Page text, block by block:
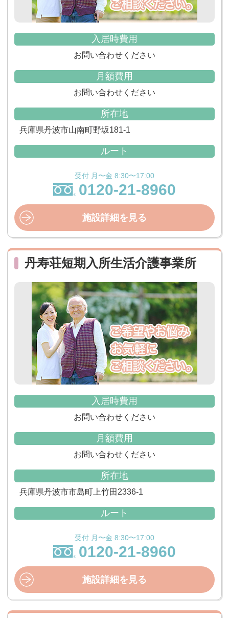
入居時費用
お問い合わせください
月額費用
お問い合わせください
所在地
兵庫県丹波市山南町野坂181-1
ルート
受付 月〜金 8:30〜17:00
0120-21-8960
施設詳細を見る
丹寿荘短期入所生活介護事業所
入居時費用
お問い合わせください
月額費用
お問い合わせください
所在地
兵庫県丹波市市島町上竹田2336-1
ルート
受付 月〜金 8:30〜17:00
0120-21-8960
施設詳細を見る